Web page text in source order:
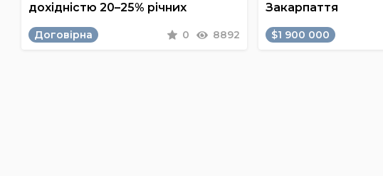
дохідністю 20–25% річних
Договірна 0 8892
Закарпаття
$1 900 000